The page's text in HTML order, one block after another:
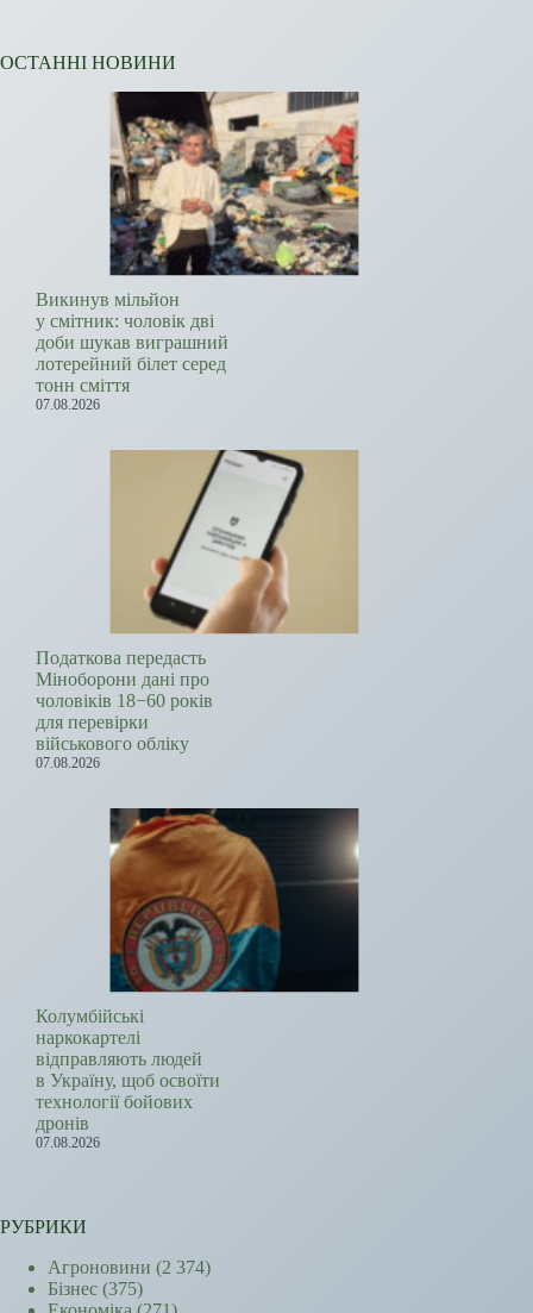
ОСТАННІ НОВИНИ
Викинув мільйон
у смітник: чоловік дві
доби шукав виграшний
лотерейний білет серед
тонн сміття
07.08.2026
Податкова передасть
Міноборони дані про
чоловіків 18−60 років
для перевірки
військового обліку
07.08.2026
Колумбійські
наркокартелі
відправляють людей
в Україну, щоб освоїти
технології бойових
дронів
07.08.2026
РУБРИКИ
Агроновини (2 374)
Бізнес (375)